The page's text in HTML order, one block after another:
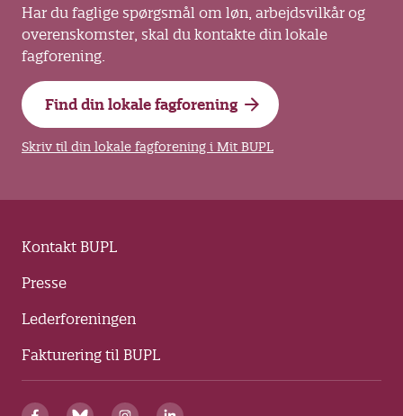
Har du faglige spørgsmål om løn, arbejdsvilkår og
overenskomster, skal du kontakte din lokale
fagforening.
Find din lokale fagforening
Skriv til din lokale fagforening i Mit BUPL
Kontakt BUPL
Presse
Lederforeningen
Fakturering til BUPL